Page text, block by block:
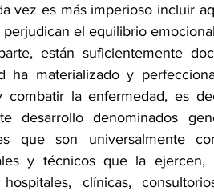
vez es más imperioso incluir
el equilibrio
están suficientemente
ha materializado y
combatir la enfermedad, es
desarrollo denominados
que son universalmente
y técnicos que la
hospitales, clínicas,